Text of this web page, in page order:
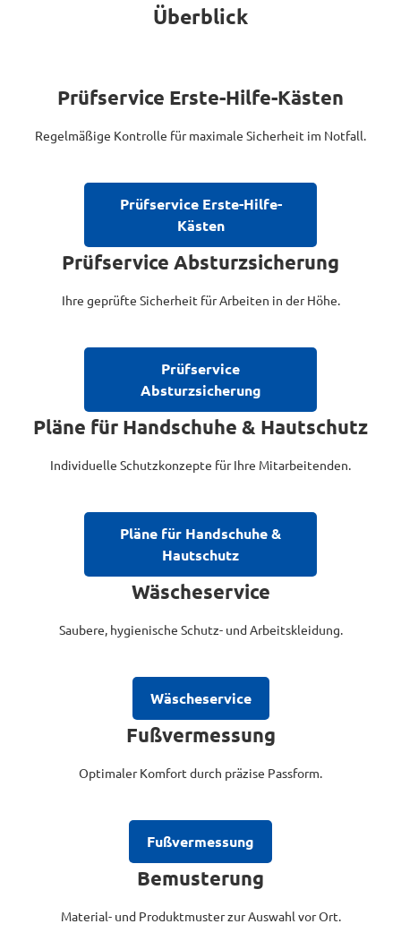
Überblick
Prüfservice Erste-Hilfe-Kästen
Regelmäßige Kontrolle für maximale Sicherheit im Notfall.
Prüfservice Erste-Hilfe-
Kästen
Prüfservice Absturzsicherung
Ihre geprüfte Sicherheit für Arbeiten in der Höhe.
Prüfservice
Absturzsicherung
Pläne für Handschuhe & Hautschutz
Individuelle Schutzkonzepte für Ihre Mitarbeitenden.
Pläne für Handschuhe &
Hautschutz
Wäscheservice
Saubere, hygienische Schutz- und Arbeitskleidung.
Wäscheservice
Fußvermessung
Optimaler Komfort durch präzise Passform.
Fußvermessung
Bemusterung
Material- und Produktmuster zur Auswahl vor Ort.